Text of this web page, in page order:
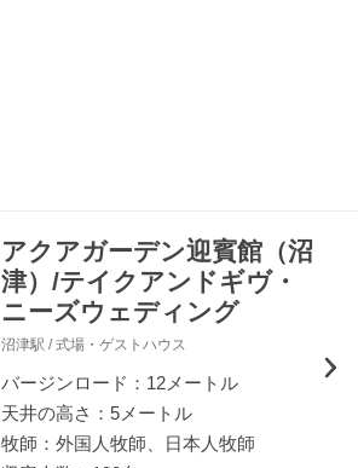
アクアガーデン迎賓館（沼
津）/テイクアンドギヴ・
ニーズウェディング
沼津駅 / 式場・ゲストハウス
バージンロード：12メートル
天井の高さ：5メートル
牧師：外国人牧師、日本人牧師